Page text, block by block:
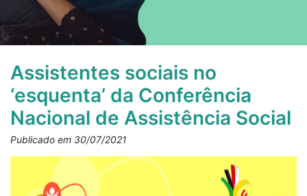
Assistentes sociais no
‘esquenta’ da Conferência
Nacional de Assistência Social
Publicado em 30/07/2021